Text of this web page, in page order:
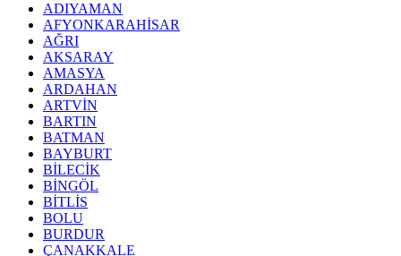
ADIYAMAN
AFYONKARAHİSAR
AĞRI
AKSARAY
AMASYA
ARDAHAN
ARTVİN
BARTIN
BATMAN
BAYBURT
BİLECİK
BİNGÖL
BİTLİS
BOLU
BURDUR
ÇANAKKALE